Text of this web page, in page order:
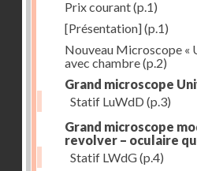
Prix courant(p.1)
[Présentation](p.1)
Nouveau Microscope «
avec chambre(p.2)
Grand microscope
Statif LuWdD (p.3)
Grand microscope
revolver – oculaire
Statif LWdG(p.4)